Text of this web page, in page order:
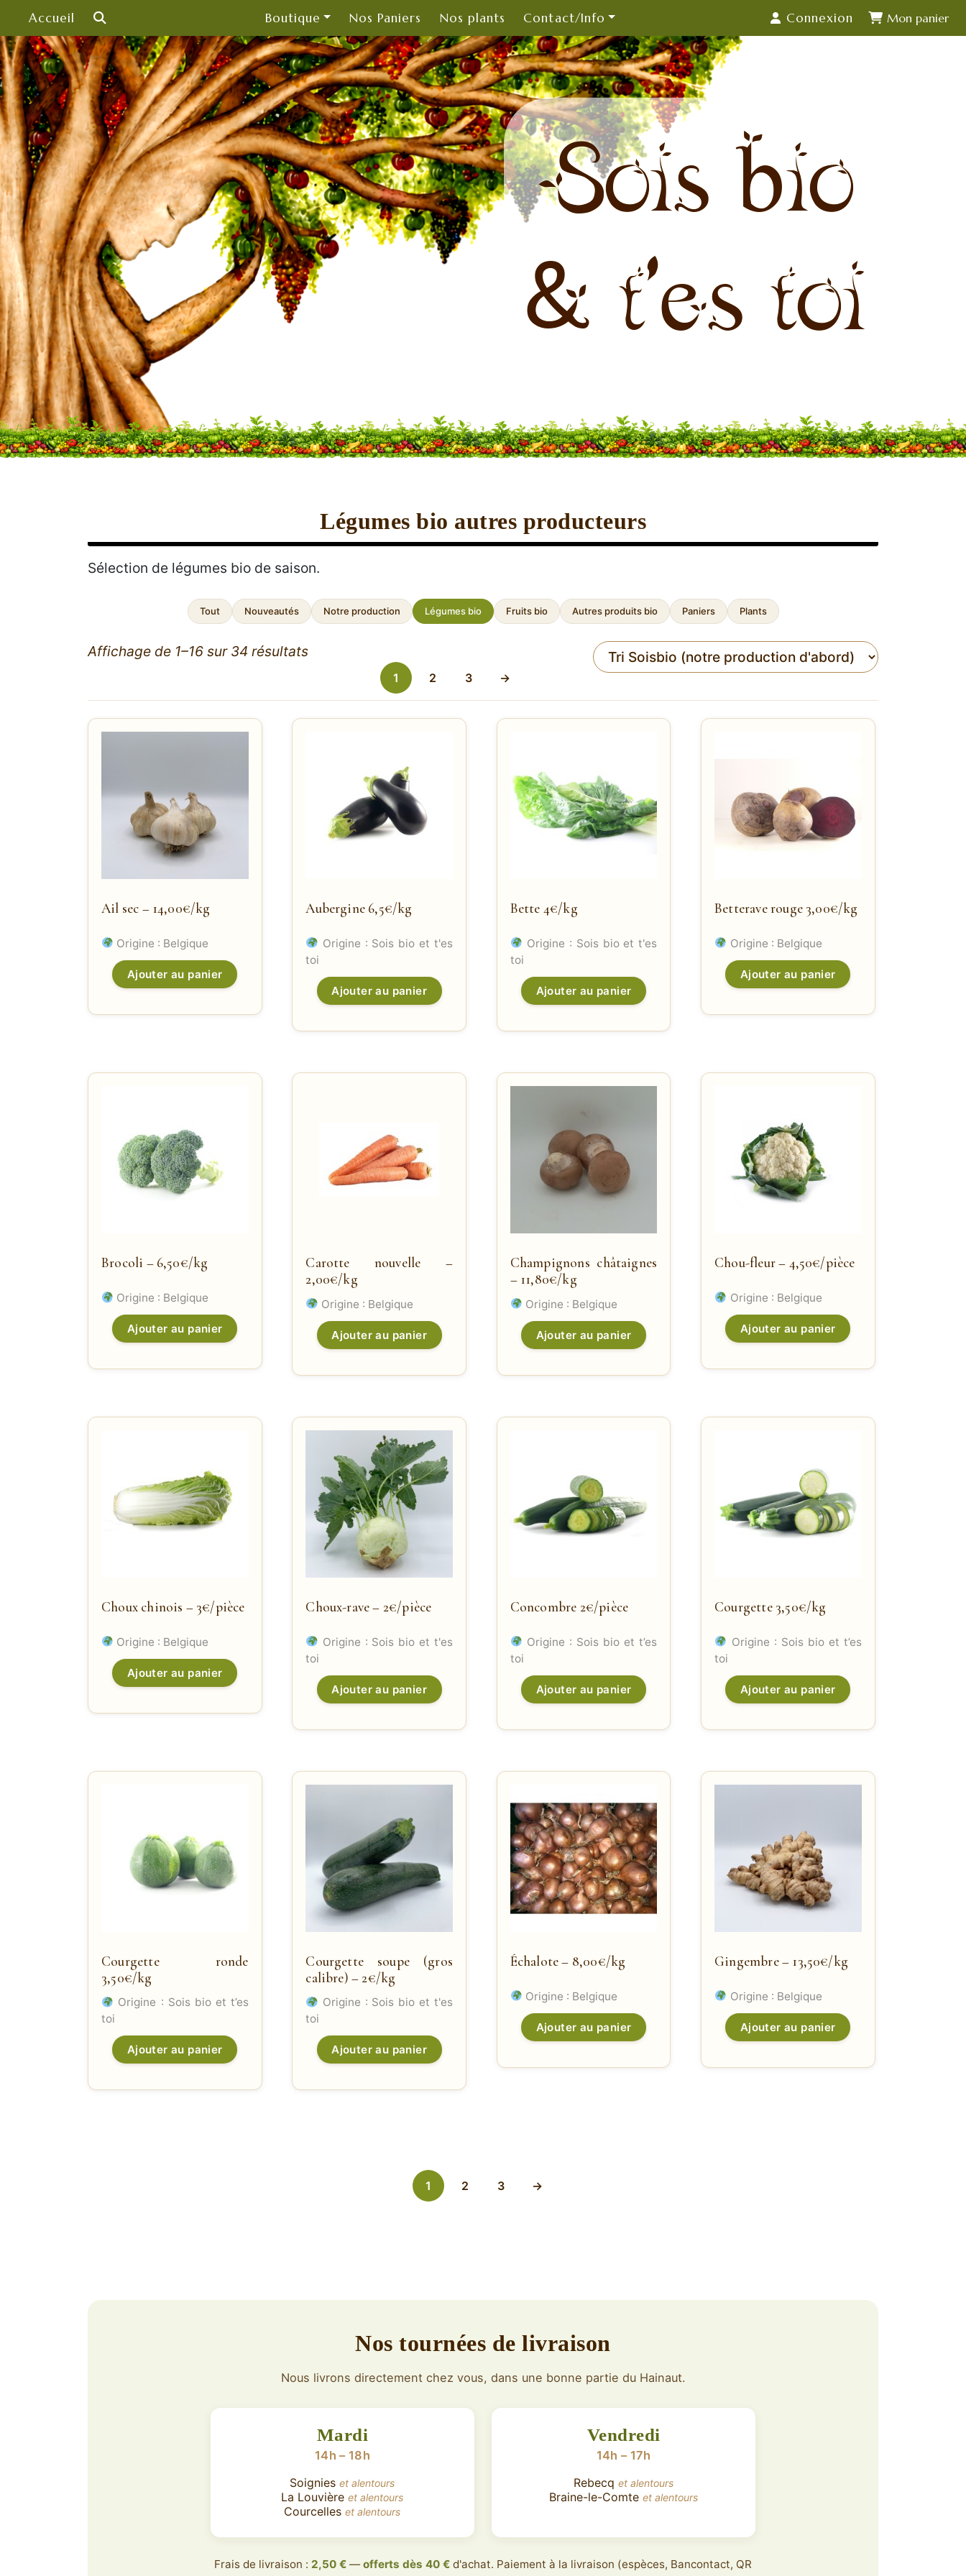
content
Accueil Boutique Nos Paniers Nos plants Contact/Info Connexion
Sois bio
& t'es toi
Légumes bio autres producteurs
Sélection de légumes bio de saison.
Tout Nouveautés Notre production Légumes bio Fruits bio Autres produits bio Paniers Plants
Affichage de 1–16 sur 34 résultats
1 2 3 →
Ail sec – 14,00€/kg
Origine : Belgique
Ajouter au panier
Aubergine 6,5€/kg
Origine : Sois bio et t'es
toi
Ajouter au panier
Bette 4€/kg
Origine : Sois bio et t'es
toi
Ajouter au panier
Betterave rouge 3,00€/kg
Origine : Belgique
Ajouter au panier
Brocoli – 6,50€/kg
Origine : Belgique
Ajouter au panier
Carotte nouvelle –
2,00€/kg
Origine : Belgique
Ajouter au panier
Champignons châtaignes
– 11,80€/kg
Origine : Belgique
Ajouter au panier
Chou-fleur – 4,50€/pièce
Origine : Belgique
Ajouter au panier
Choux chinois – 3€/pièce
Origine : Belgique
Ajouter au panier
Choux-rave – 2€/pièce
Origine : Sois bio et t'es
toi
Ajouter au panier
Concombre 2€/pièce
Origine : Sois bio et t’es
toi
Ajouter au panier
Courgette 3,50€/kg
Origine : Sois bio et t’es
toi
Ajouter au panier
Courgette ronde
3,50€/kg
Origine : Sois bio et t’es
toi
Ajouter au panier
Courgette soupe (gros
calibre) – 2€/kg
Origine : Sois bio et t'es
toi
Ajouter au panier
Échalote – 8,00€/kg
Origine : Belgique
Ajouter au panier
Gingembre – 13,50€/kg
Origine : Belgique
Ajouter au panier
1 2 3 →
Nos tournées de livraison
Nous livrons directement chez vous, dans une bonne partie du Hainaut.
Mardi
14h – 18h
Soignieset alentours
La Louvièreet alentours
Courcelleset alentours
Vendredi
14h – 17h
Rebecqet alentours
Braine-le-Comteet alentours
Frais de livraison : 2,50 € —offerts dès 40 € d'achat. Paiement à la livraison (espèces, Bancontact, QR